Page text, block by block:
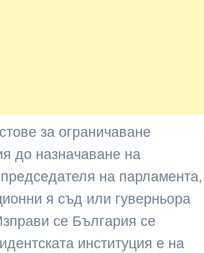
за ограничаване
до назначаване на
на парламента,
я съд или гуверньора
се България се
институция е на